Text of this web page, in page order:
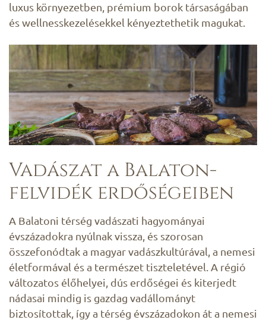
luxus környezetben, prémium borok társaságában
és wellnesskezelésekkel kényeztethetik magukat.
Vadászat a Balaton-
felvidék erdőségeiben
A Balatoni térség vadászati hagyományai
évszázadokra nyúlnak vissza, és szorosan
összefonódtak a magyar vadászkultúrával, a nemesi
életformával és a természet tiszteletével. A régió
változatos élőhelyei, dús erdőségei és kiterjedt
nádasai mindig is gazdag vadállományt
biztosítottak, így a térség évszázadokon át a nemesi